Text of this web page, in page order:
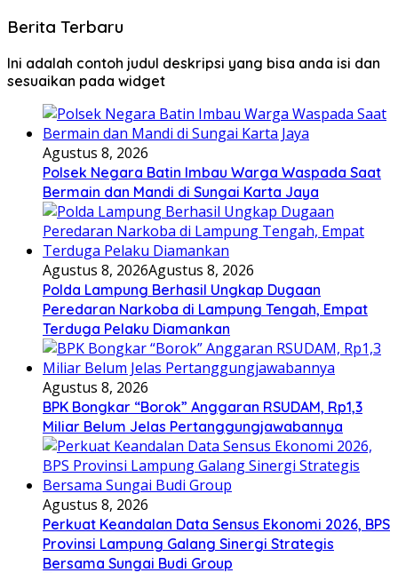
Berita Terbaru
Ini adalah contoh judul deskripsi yang bisa anda isi dan
sesuaikan pada widget
Agustus 8, 2026
Polsek Negara Batin Imbau Warga Waspada Saat
Bermain dan Mandi di Sungai Karta Jaya
Agustus 8, 2026Agustus 8, 2026
Polda Lampung Berhasil Ungkap Dugaan
Peredaran Narkoba di Lampung Tengah, Empat
Terduga Pelaku Diamankan
Agustus 8, 2026
BPK Bongkar “Borok” Anggaran RSUDAM, Rp1,3
Miliar Belum Jelas Pertanggungjawabannya
Agustus 8, 2026
Perkuat Keandalan Data Sensus Ekonomi 2026, BPS
Provinsi Lampung Galang Sinergi Strategis
Bersama Sungai Budi Group